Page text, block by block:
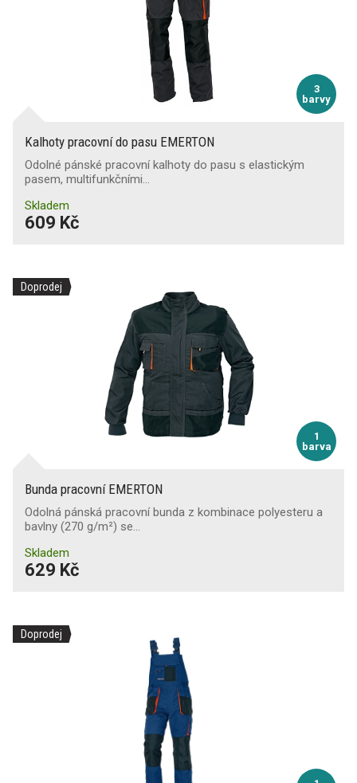
3
barvy
Kalhoty pracovní do pasu EMERTON
Odolné pánské pracovní kalhoty do pasu s elastickým
pasem, multifunkčními…
Skladem
609 Kč
Doprodej
1
barva
Bunda pracovní EMERTON
Odolná pánská pracovní bunda z kombinace polyesteru a
bavlny (270 g/m²) se…
Skladem
629 Kč
Doprodej